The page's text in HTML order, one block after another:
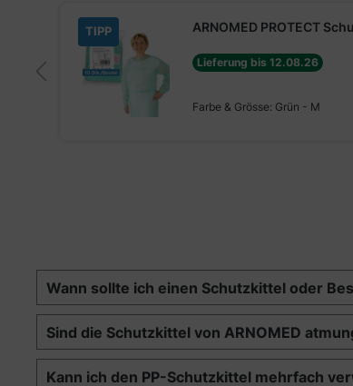
TIPP ARNOMED PROTECT
Lieferung bis 12.08.26
Farbe & Grösse: Grün - M
Wann sollte ich einen Schutzkittel oder
Sind die Schutzkittel von ARNOMED
Kann ich den PP-Schutzkittel mehrfach